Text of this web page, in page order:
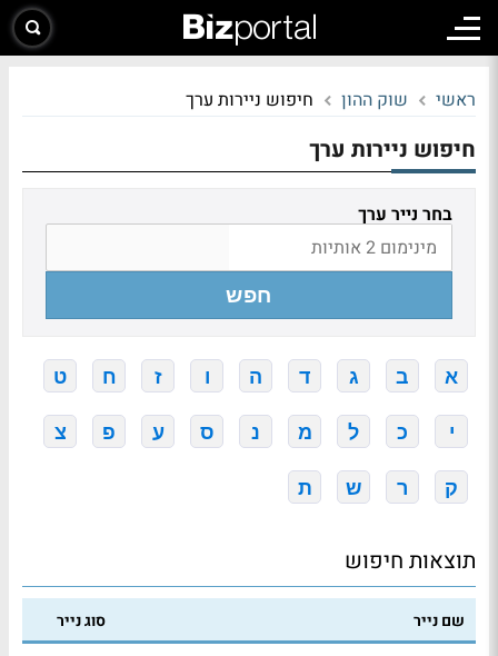
ראשי שוק ההון חיפוש ניירות ערך
חיפוש ניירות ערך
בחר נייר ערך
חפש
א ב ג ד ה ו ז ח ט
י כ ל מ נ ס ע פ צ
ק ר ש ת
תוצאות חיפוש
שם נייר סוג נייר